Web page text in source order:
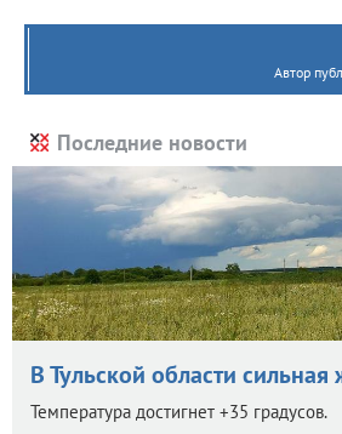
Автор
Последние новости
В Тульской области сильная
Температура достигнет +35 градусов.